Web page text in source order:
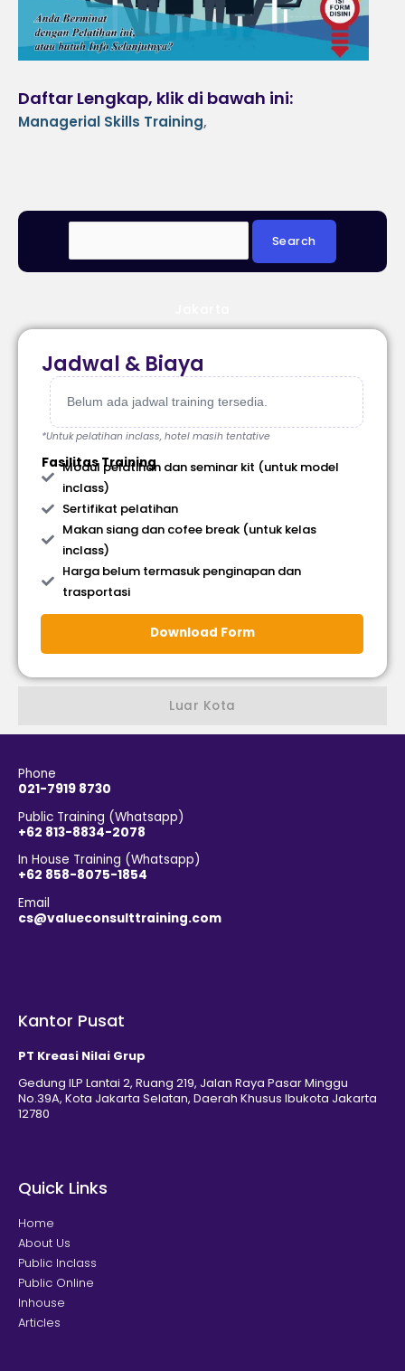
Daftar Lengkap, klik di bawah ini:
Managerial Skills Training,
Luar Kota
Jadwal & Biaya
Belum ada jadwal training tersedia.
*Untuk pelatihan inclass, hotel masih tentative
Fasilitas Training
Modul pelatihan dan seminar kit (untuk model
inclass)
Sertifikat pelatihan
Makan siang dan cofee break (untuk kelas
inclass)
Harga belum termasuk penginapan dan
trasportasi
Download Form
Phone
021-7919 8730
Public Training (Whatsapp)
+62 813-8834-2078
In House Training (Whatsapp)
+62 858-8075-1854
Email
cs@valueconsulttraining.com
Kantor Pusat
PT Kreasi Nilai Grup
Gedung ILP Lantai 2, Ruang 219, Jalan Raya Pasar Minggu
No.39A, Kota Jakarta Selatan, Daerah Khusus Ibukota Jakarta
12780
Quick Links
Home
About Us
Public Inclass
Public Online
Inhouse
Articles